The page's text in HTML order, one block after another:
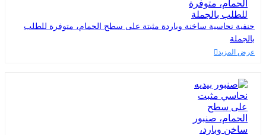
حنفية نحاسية ساخنة وباردة مثبتة على سطح الحمام، متوفرة للطلب
بالجملة
عرض المزيد